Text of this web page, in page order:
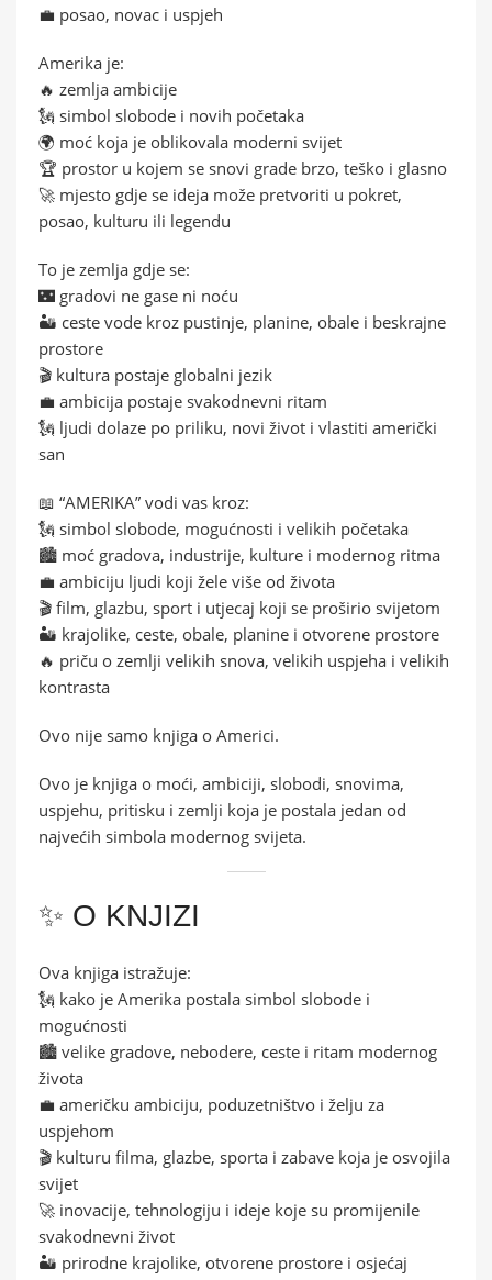
💼 posao, novac i uspjeh
Amerika je:
🔥 zemlja ambicije
🗽 simbol slobode i novih početaka
🌍 moć koja je oblikovala moderni svijet
🏆 prostor u kojem se snovi grade brzo, teško i glasno
🚀 mjesto gdje se ideja može pretvoriti u pokret,
posao, kulturu ili legendu
To je zemlja gdje se:
🌃 gradovi ne gase ni noću
🏜️ ceste vode kroz pustinje, planine, obale i beskrajne
prostore
🎬 kultura postaje globalni jezik
💼 ambicija postaje svakodnevni ritam
🗽 ljudi dolaze po priliku, novi život i vlastiti američki
san
📖 “AMERIKA” vodi vas kroz:
🗽 simbol slobode, mogućnosti i velikih početaka
🏙️ moć gradova, industrije, kulture i modernog ritma
💼 ambiciju ljudi koji žele više od života
🎬 film, glazbu, sport i utjecaj koji se proširio svijetom
🏜️ krajolike, ceste, obale, planine i otvorene prostore
🔥 priču o zemlji velikih snova, velikih uspjeha i velikih
kontrasta
Ovo nije samo knjiga o Americi.
Ovo je knjiga o moći, ambiciji, slobodi, snovima,
uspjehu, pritisku i zemlji koja je postala jedan od
najvećih simbola modernog svijeta.
✨ O KNJIZI
Ova knjiga istražuje:
🗽 kako je Amerika postala simbol slobode i
mogućnosti
🏙️ velike gradove, nebodere, ceste i ritam modernog
života
💼 američku ambiciju, poduzetništvo i želju za
uspjehom
🎬 kulturu filma, glazbe, sporta i zabave koja je osvojila
svijet
🚀 inovacije, tehnologiju i ideje koje su promijenile
svakodnevni život
🏜️ prirodne krajolike, otvorene prostore i osjećaj